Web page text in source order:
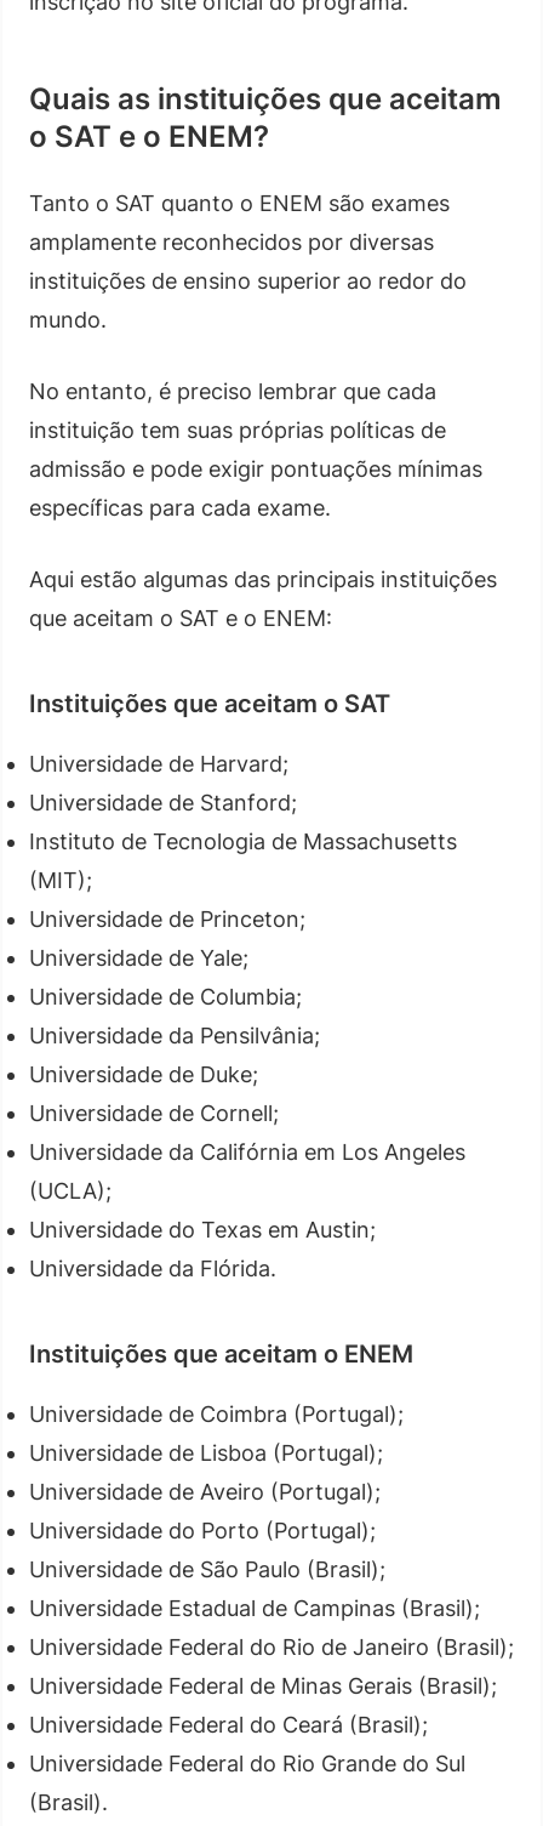
Quais as instituições que aceitam
o SAT e o ENEM?
Tanto o SAT quanto o ENEM são exames
amplamente reconhecidos por diversas
instituições de ensino superior ao redor do
mundo.
No entanto, é preciso lembrar que cada
instituição tem suas próprias políticas de
admissão e pode exigir pontuações mínimas
específicas para cada exame.
Aqui estão algumas das principais instituições
que aceitam o SAT e o ENEM:
Instituições que aceitam o SAT
Universidade de Harvard;
Universidade de Stanford;
Instituto de Tecnologia de Massachusetts
(MIT);
Universidade de Princeton;
Universidade de Yale;
Universidade de Columbia;
Universidade da Pensilvânia;
Universidade de Duke;
Universidade de Cornell;
Universidade da Califórnia em Los Angeles
(UCLA);
Universidade do Texas em Austin;
Universidade da Flórida.
Instituições que aceitam o ENEM
Universidade de Coimbra (Portugal);
Universidade de Lisboa (Portugal);
Universidade de Aveiro (Portugal);
Universidade do Porto (Portugal);
Universidade de São Paulo (Brasil);
Universidade Estadual de Campinas (Brasil);
Universidade Federal do Rio de Janeiro (Brasil);
Universidade Federal de Minas Gerais (Brasil);
Universidade Federal do Ceará (Brasil);
Universidade Federal do Rio Grande do Sul
(Brasil).